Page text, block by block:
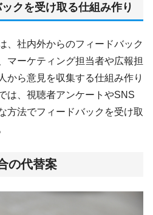
クを受け取る仕組み作り
、社内外からのフィードバック
マーケティング担当者や広報担
から意見を収集する仕組み作り
は、視聴者アンケートやSNS
方法でフィードバックを受け取
の代替案